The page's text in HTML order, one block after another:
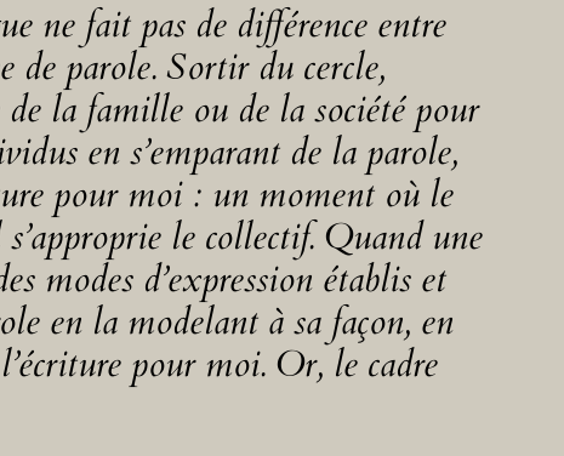
ne fait pas de différence entre
de parole. Sortir du cercle,
de la famille ou de la société pour
en s’emparant de la parole,
pour moi : un moment où le
le collectif. Quand une
modes d’expression établis et
en la modelant à sa façon, en
pour moi. Or, le cadre